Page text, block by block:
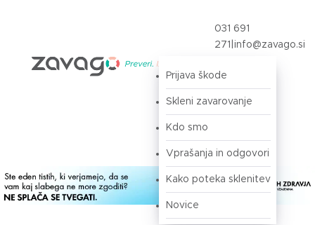
031 691
271 info@zavago.si
Prijava škode
Skleni zavarovanje
Kdo smo
Vprašanja in odgovori
Kako poteka sklenitev
Novice